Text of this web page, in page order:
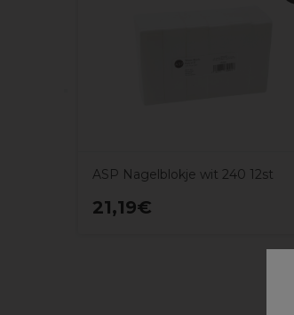
ASP Nagelblokje wit 240 12st
21,19€